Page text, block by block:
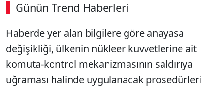
Günün Trend Haberleri
Haberde yer alan bilgilere göre anayasa
değişikliği, ülkenin nükleer kuvvetlerine ait
komuta-kontrol mekanizmasının saldırıya
uğraması halinde uygulanacak prosedürleri